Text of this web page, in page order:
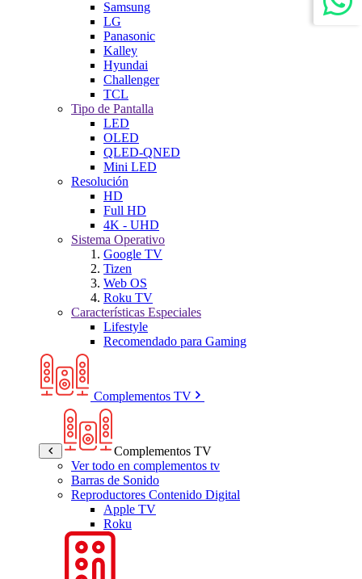
Samsung
LG
Panasonic
Kalley
Hyundai
Challenger
TCL
Tipo de Pantalla
LED
OLED
QLED-QNED
Mini LED
Resolución
HD
Full HD
4K - UHD
Sistema Operativo
Google TV
Tizen
Web OS
Roku TV
Características Especiales
Lifestyle
Recomendado para Gaming
Complementos TV
Complementos TV
Ver todo en complementos tv
Barras de Sonido
Reproductores Contenido Digital
Apple TV
Roku